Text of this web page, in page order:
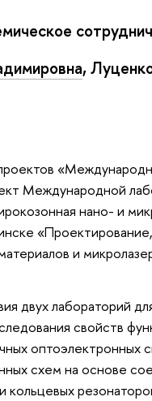
,
Международной
нано- и
и
двух лабораторий
свойств
оптоэлектронных
схем на основе